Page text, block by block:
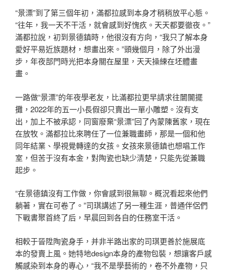
“景漂”到了第三個年初，滿都拉感到本身才稍稍放平心態。
“往年，我一天不干活，就會感到好愧疚。天天都要徹夜。”
滿都拉說，初到景德鎮時，他很沒有方向，“我只了解本身
愛好平易近族題材，想畫出來。”頭幾個月，除了外出漫
步，年夜部門時光把本身關在屋里，天天操練在坯體畫
畫。
一路做“景漂”的年夜學老友，比滿都拉更早請求往闤闠擺
攤，2022年的五一小長假卻只賣出一單小雕塑。沒有支
出，加上不被承認，同窗廢棄“景漂”回了內蒙陳舊家，現在
在放牧。滿都拉比來聘任了一位兼職畫師，那是一個和他
同年結業、學視覺轉達的女孩。女孩來景德鎮也想唱工作
室，但苦于沒有本金，對陶瓷也缺少清楚，只能先從兼職
起步。
“在景德鎮沒有工作做，你會感到很無聊。概況看起來他們
躺著，實在可卷了。”司琪講述了另一種生涯，普通伴侶們
下戰書聚首終了后，早晨回到各自的任務室干活。
相較于晉陞陶瓷身手，并非半路出家的司琪更善於施展底
本的發賣上風。她特地design本身的產物包裝，想讓客戶感
觸感染到本身的專心，“我不是學藝術的，卷不外產物，只